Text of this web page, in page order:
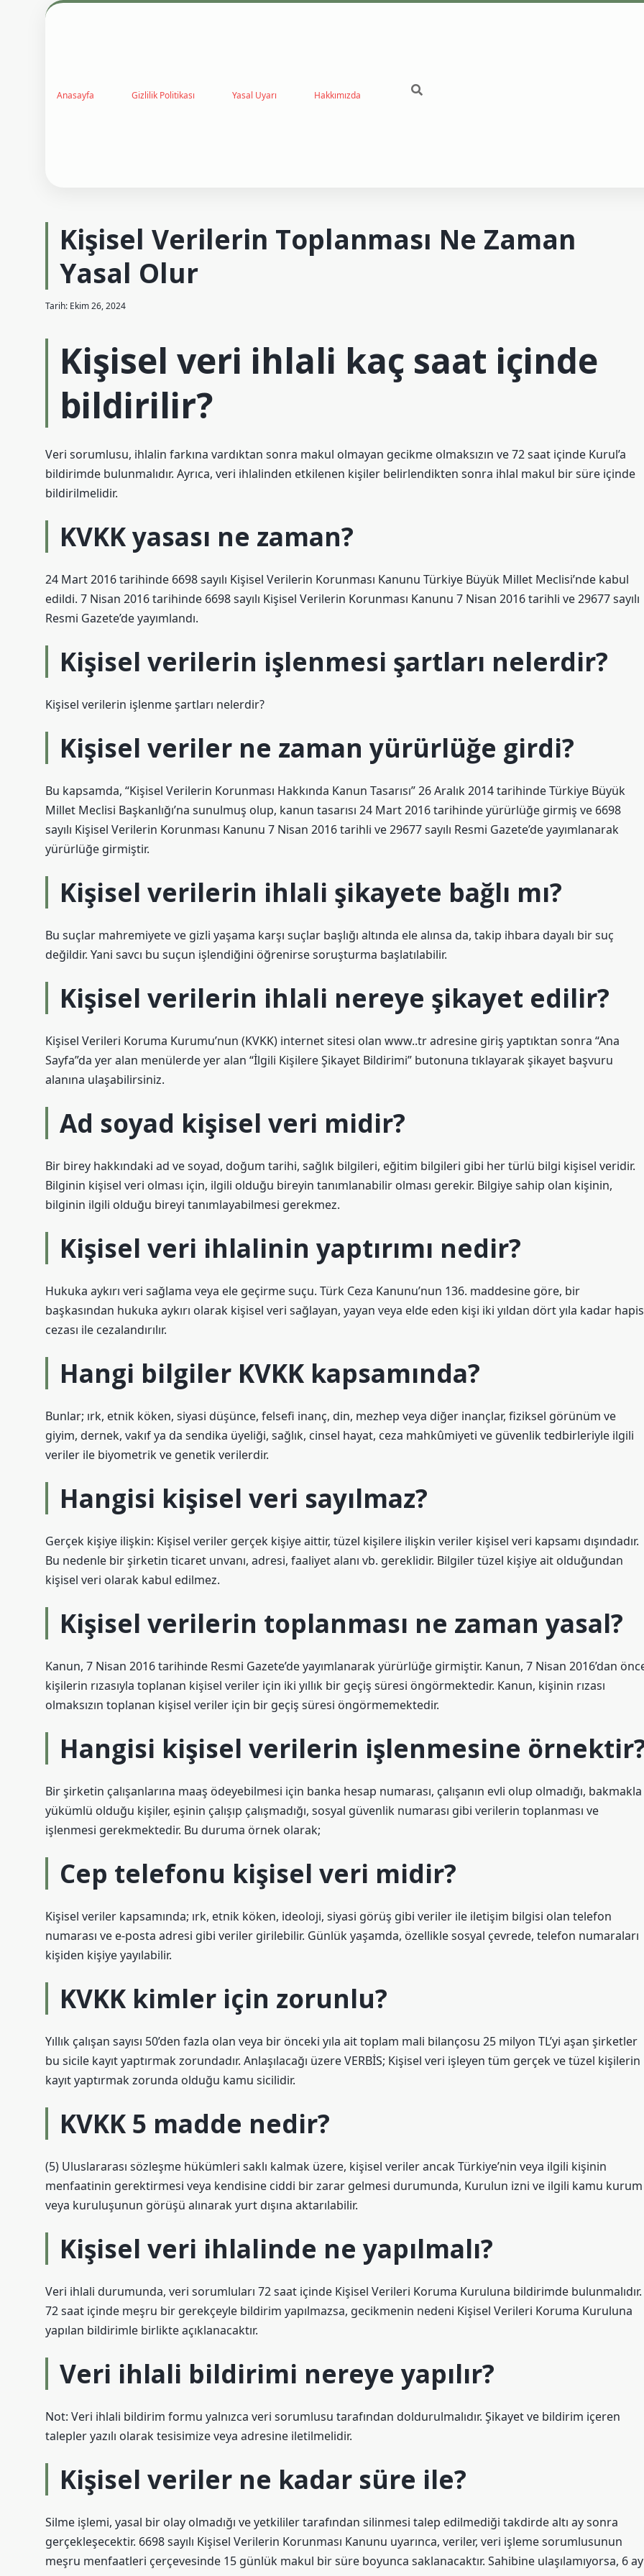
Anasayfa Gizlilik Politikası Yasal Uyarı Hakkımızda
Kişisel Verilerin Toplanması Ne Zaman
Yasal Olur
Tarih: Ekim 26, 2024
Kişisel veri ihlali kaç saat içinde
bildirilir?
Veri sorumlusu, ihlalin farkına vardıktan sonra makul olmayan gecikme olmaksızın ve 72 saat içinde Kurul’a
bildirimde bulunmalıdır. Ayrıca, veri ihlalinden etkilenen kişiler belirlendikten sonra ihlal makul bir süre içinde
bildirilmelidir.
KVKK yasası ne zaman?
24 Mart 2016 tarihinde 6698 sayılı Kişisel Verilerin Korunması Kanunu Türkiye Büyük Millet Meclisi’nde kabul
edildi. 7 Nisan 2016 tarihinde 6698 sayılı Kişisel Verilerin Korunması Kanunu 7 Nisan 2016 tarihli ve 29677 sayılı
Resmi Gazete’de yayımlandı.
Kişisel verilerin işlenmesi şartları nelerdir?
Kişisel verilerin işlenme şartları nelerdir?
Kişisel veriler ne zaman yürürlüğe girdi?
Bu kapsamda, “Kişisel Verilerin Korunması Hakkında Kanun Tasarısı” 26 Aralık 2014 tarihinde Türkiye Büyük
Millet Meclisi Başkanlığı’na sunulmuş olup, kanun tasarısı 24 Mart 2016 tarihinde yürürlüğe girmiş ve 6698
sayılı Kişisel Verilerin Korunması Kanunu 7 Nisan 2016 tarihli ve 29677 sayılı Resmi Gazete’de yayımlanarak
yürürlüğe girmiştir.
Kişisel verilerin ihlali şikayete bağlı mı?
Bu suçlar mahremiyete ve gizli yaşama karşı suçlar başlığı altında ele alınsa da, takip ihbara dayalı bir suç
değildir. Yani savcı bu suçun işlendiğini öğrenirse soruşturma başlatılabilir.
Kişisel verilerin ihlali nereye şikayet edilir?
Kişisel Verileri Koruma Kurumu’nun (KVKK) internet sitesi olan www..tr adresine giriş yaptıktan sonra “Ana
Sayfa”da yer alan menülerde yer alan “İlgili Kişilere Şikayet Bildirimi” butonuna tıklayarak şikayet başvuru
alanına ulaşabilirsiniz.
Ad soyad kişisel veri midir?
Bir birey hakkındaki ad ve soyad, doğum tarihi, sağlık bilgileri, eğitim bilgileri gibi her türlü bilgi kişisel veridir.
Bilginin kişisel veri olması için, ilgili olduğu bireyin tanımlanabilir olması gerekir. Bilgiye sahip olan kişinin,
bilginin ilgili olduğu bireyi tanımlayabilmesi gerekmez.
Kişisel veri ihlalinin yaptırımı nedir?
Hukuka aykırı veri sağlama veya ele geçirme suçu. Türk Ceza Kanunu’nun 136. maddesine göre, bir
başkasından hukuka aykırı olarak kişisel veri sağlayan, yayan veya elde eden kişi iki yıldan dört yıla kadar hapis
cezası ile cezalandırılır.
Hangi bilgiler KVKK kapsamında?
Bunlar; ırk, etnik köken, siyasi düşünce, felsefi inanç, din, mezhep veya diğer inançlar, fiziksel görünüm ve
giyim, dernek, vakıf ya da sendika üyeliği, sağlık, cinsel hayat, ceza mahkûmiyeti ve güvenlik tedbirleriyle ilgili
veriler ile biyometrik ve genetik verilerdir.
Hangisi kişisel veri sayılmaz?
Gerçek kişiye ilişkin: Kişisel veriler gerçek kişiye aittir, tüzel kişilere ilişkin veriler kişisel veri kapsamı dışındadır.
Bu nedenle bir şirketin ticaret unvanı, adresi, faaliyet alanı vb. gereklidir. Bilgiler tüzel kişiye ait olduğundan
kişisel veri olarak kabul edilmez.
Kişisel verilerin toplanması ne zaman yasal?
Kanun, 7 Nisan 2016 tarihinde Resmi Gazete’de yayımlanarak yürürlüğe girmiştir. Kanun, 7 Nisan 2016’dan
kişilerin rızasıyla toplanan kişisel veriler için iki yıllık bir geçiş süresi öngörmektedir. Kanun, kişinin rızası
olmaksızın toplanan kişisel veriler için bir geçiş süresi öngörmemektedir.
Hangisi kişisel verilerin işlenmesine
Bir şirketin çalışanlarına maaş ödeyebilmesi için banka hesap numarası, çalışanın evli olup olmadığı, bakmakla
yükümlü olduğu kişiler, eşinin çalışıp çalışmadığı, sosyal güvenlik numarası gibi verilerin toplanması ve
işlenmesi gerekmektedir. Bu duruma örnek olarak;
Cep telefonu kişisel veri midir?
Kişisel veriler kapsamında; ırk, etnik köken, ideoloji, siyasi görüş gibi veriler ile iletişim bilgisi olan telefon
numarası ve e-posta adresi gibi veriler girilebilir. Günlük yaşamda, özellikle sosyal çevrede, telefon numaraları
kişiden kişiye yayılabilir.
KVKK kimler için zorunlu?
Yıllık çalışan sayısı 50’den fazla olan veya bir önceki yıla ait toplam mali bilançosu 25 milyon TL’yi aşan şirketler
bu sicile kayıt yaptırmak zorundadır. Anlaşılacağı üzere VERBİS; Kişisel veri işleyen tüm gerçek ve tüzel kişilerin
kayıt yaptırmak zorunda olduğu kamu sicilidir.
KVKK 5 madde nedir?
(5) Uluslararası sözleşme hükümleri saklı kalmak üzere, kişisel veriler ancak Türkiye’nin veya ilgili kişinin
menfaatinin gerektirmesi veya kendisine ciddi bir zarar gelmesi durumunda, Kurulun izni ve ilgili kamu kurum
veya kuruluşunun görüşü alınarak yurt dışına aktarılabilir.
Kişisel veri ihlalinde ne yapılmalı?
Veri ihlali durumunda, veri sorumluları 72 saat içinde Kişisel Verileri Koruma Kuruluna bildirimde bulunmalıdır.
72 saat içinde meşru bir gerekçeyle bildirim yapılmazsa, gecikmenin nedeni Kişisel Verileri Koruma Kuruluna
yapılan bildirimle birlikte açıklanacaktır.
Veri ihlali bildirimi nereye yapılır?
Not: Veri ihlali bildirim formu yalnızca veri sorumlusu tarafından doldurulmalıdır. Şikayet ve bildirim içeren
talepler yazılı olarak tesisimize veya adresine iletilmelidir.
Kişisel veriler ne kadar süre ile?
Silme işlemi, yasal bir olay olmadığı ve yetkililer tarafından silinmesi talep edilmediği takdirde altı ay sonra
gerçekleşecektir. 6698 sayılı Kişisel Verilerin Korunması Kanunu uyarınca, veriler, veri işleme sorumlusunun
meşru menfaatleri çerçevesinde 15 günlük makul bir süre boyunca saklanacaktır. Sahibine ulaşılamıyorsa, 6 ay